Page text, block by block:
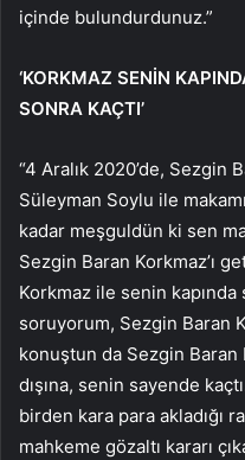
içinde bulundurdunuz.”
‘KORKMAZ SENİN
SONRA KAÇTI’
“4 Aralık 2020’de, Sezgin
Süleyman Soylu ile
kadar meşguldün ki sen
Sezgin Baran Korkmaz’ı
Korkmaz ile senin
soruyorum, Sezgin Baran
konuştun da Sezgin
dışına, senin sayende
birden kara para akladığı
mahkeme gözaltı kararı